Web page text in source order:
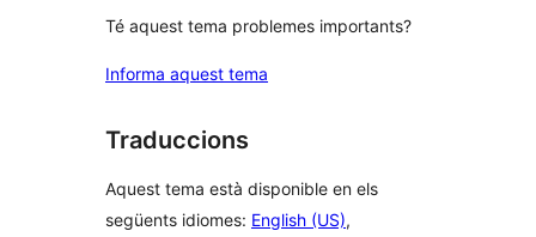
Té aquest tema problemes importants?
Informa aquest tema
Traduccions
Aquest tema està disponible en els
següents idiomes: English (US),